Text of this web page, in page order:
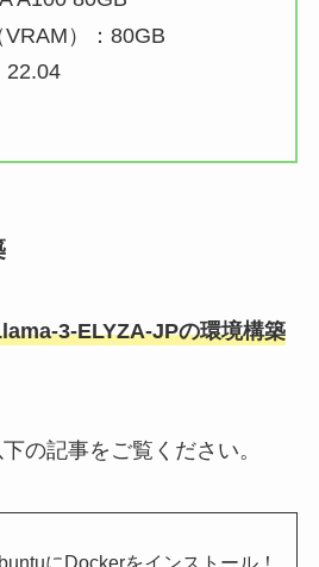
）：80GB
22.04
3-ELYZA-JPの環境構築
の記事をご覧ください。
にDockerをインストール！